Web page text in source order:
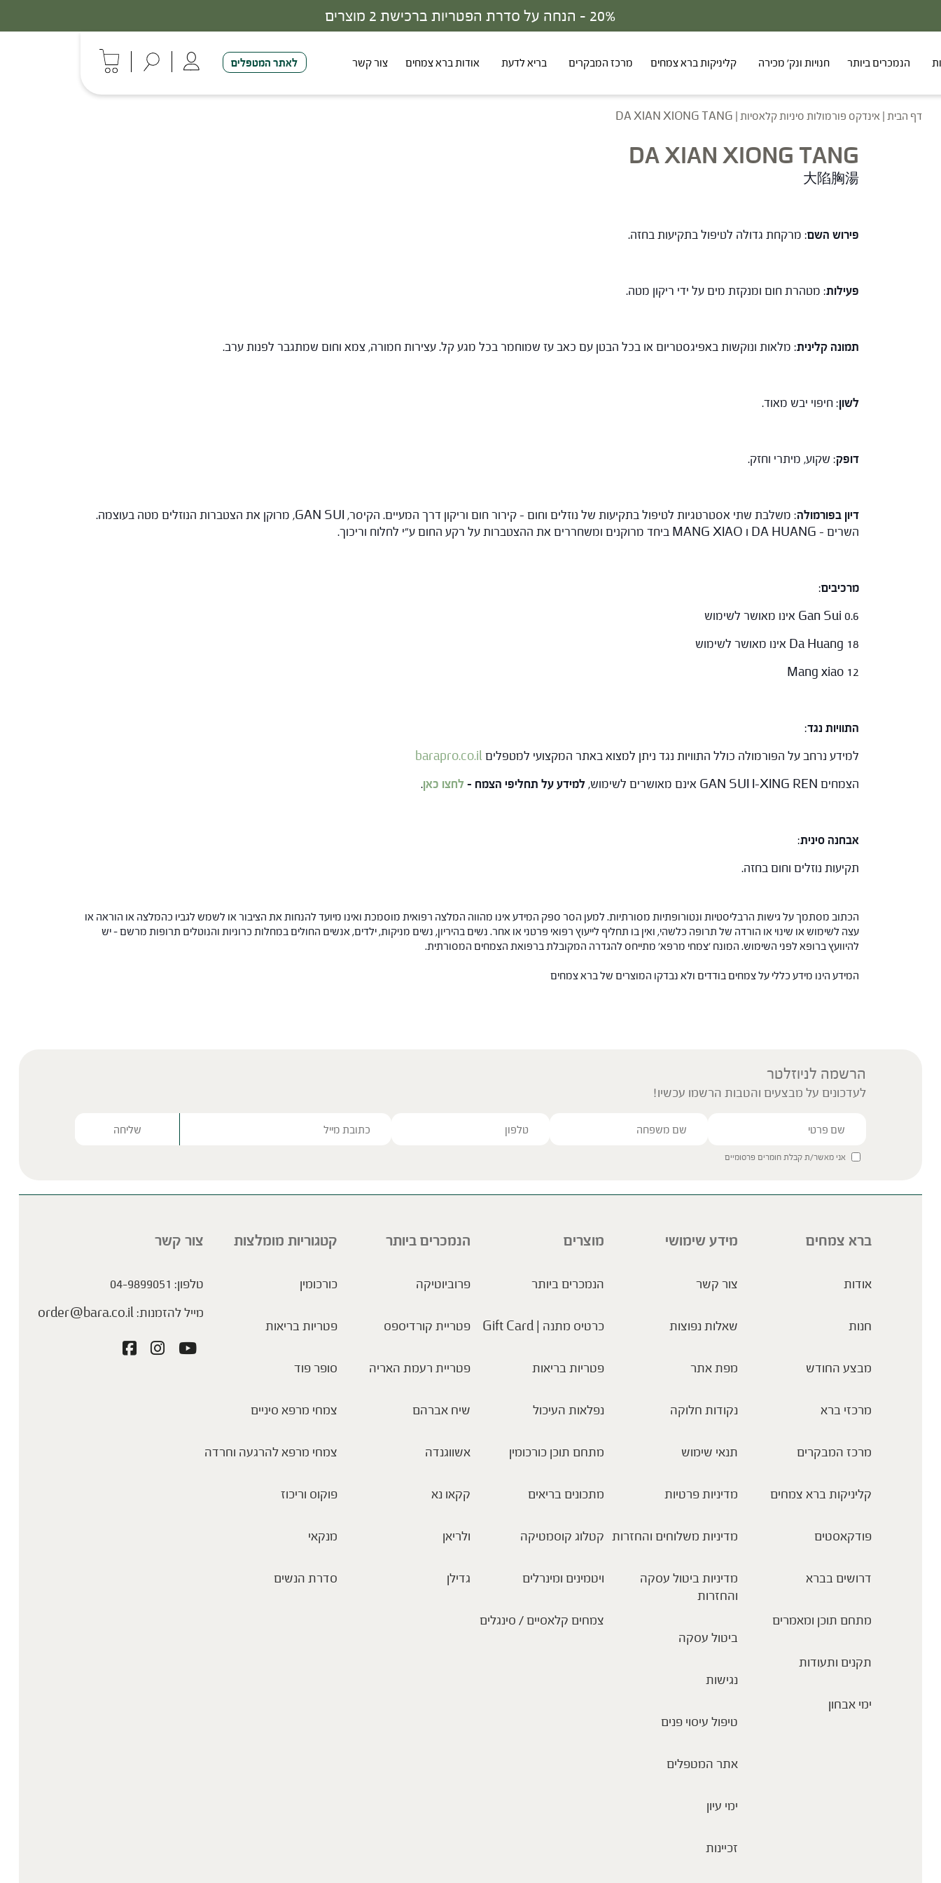
20% - הנחה על סדרת הפטריות ברכישת 2 מוצרים
הנמכרים ביותר חנויות ונק' מכירה קליניקות ברא צמחים מרכז המבקרים בריא לדעת אודות ברא צמחים צור קשר לאתר המטפלים
דף הבית | אינדקס פורמולות סיניות קלאסיות |
DA XIAN XIONG TANG
DA XIAN XIONG TANG
大陷胸湯
פירוש השם: מרקחת גדולה לטיפול בתקיעות בחזה.
פעילות: מטהרת חום ומנקזת מים על ידי ריקון מטה.
תמונה קלינית: מלאות ונוקשות באפיגסטריום או בכל הבטן עם כאב עז שמוחמר בכל מגע קל. עצירות חמורה, צמא וחום שמתגבר לפנות ערב.
לשון: חיפוי יבש מאוד.
דופק: שקוע, מיתרי וחזק.
דיון בפורמולה
: משלבת שתי אסטרטגיות לטיפול בתקיעות של נוזלים וחום – קירור חום וריקון דרך המעיים. הקיסר, GAN SUI, מרוקן את הצטברות הנוזלים מטה בעוצמה.
השרים – DA HUANG ו MANG XIAO ביחד מרוקנים ומשחררים את ההצטברות על רקע החום ע"י לחלוח וריכוך.
מרכיבים:
Gan Sui 0.6 אינו מאושר לשימוש
Da Huang 18 אינו מאושר לשימוש
Mang xiao 12
התוויות נגד:
למידע נרחב על הפורמולה כולל התוויות נגד ניתן למצוא באתר המקצועי למטפליםbarapro.co.il
הצמחים GAN SUI I-XING REN אינם מאושרים לשימוש,
למידע על תחליפי הצמח –לחצו כאן.
אבחנה סינית:
תקיעות נוזלים וחום בחזה.
הכתוב מסתמך על גישות הרבליסטיות ונטורופתיות מסורתיות. למען הסר ספק המידע אינו מהווה המלצה רפואית מוסמכת ואינו מיועד להנחות את הציבור או לשמש לגביו כהמלצה או הוראה או
עצה לשימוש או שינוי או הורדה של תרופה כלשהי, ואין בו תחליף לייעוץ רפואי פרטני או אחר. נשים בהיריון, נשים מניקות, ילדים, אנשים החולים במחלות כרוניות והנוטלים תרופות מרשם – יש
להיוועץ ברופא לפני השימוש. המונח 'צמחי מרפא' מתייחס להגדרה המקובלת ברפואת הצמחים המסורתית.
המידע הינו מידע כללי על צמחים בודדים ולא נבדקו המוצרים של ברא צמחים
הרשמה לניוזלטר
לעדכונים על מבצעים והטבות הרשמו עכשיו!
אני מאשר/ת קבלת חומרים פרסומיים
ברא צמחים
אודות
חנות
מבצע החודש
מרכזי ברא
מרכז המבקרים
קליניקות ברא צמחים
פודקאסטים
דרושים בברא
מתחם תוכן ומאמרים
תקנים ותעודות
ימי אבחון
מידע שימושי
צור קשר
שאלות נפוצות
מפת אתר
נקודות חלוקה
תנאי שימוש
מדיניות פרטיות
מדיניות משלוחים והחזרות
מדיניות ביטול עסקה
והחזרות
ביטול עסקה
נגישות
טיפול עיסוי פנים
אתר המטפלים
ימי עיון
זכיינות
מוצרים
הנמכרים ביותר
כרטיס מתנה | Gift Card
פטריות בריאות
נפלאות העיכול
מתחם תוכן כורכומין
מתכונים בריאים
קטלוג קוסמטיקה
ויטמינים ומינרלים
צמחים קלאסיים / סינגלים
הנמכרים ביותר
פרוביוטיקה
פטריית קורדיספס
פטריית רעמת האריה
שיח אברהם
אשווגנדה
קקאו נא
ולריאן
גדילן
קטגוריות מומלצות
כורכומין
פטריות בריאות
סופר פוד
צמחי מרפא סיניים
צמחי מרפא להרגעה וחרדה
פוקוס וריכוז
מנקאי
סדרת הנשים
צור קשר
טלפון: 04-9899051
מייל להזמנות:order@bara.co.il